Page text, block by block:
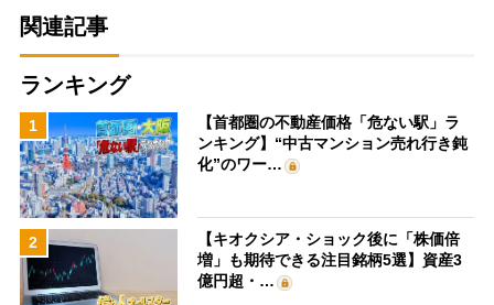
関連記事
ランキング
1
【首都圏の不動産価格「危ない駅」ラ
ンキング】“中古マンション売れ行き鈍
化”のワー…
2
【キオクシア・ショック後に「株価倍
増」も期待できる注目銘柄5選】資産3
億円超・…